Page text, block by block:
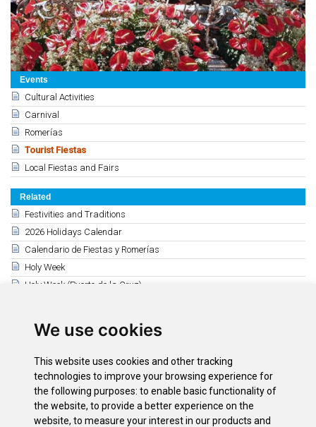
We use cookies
This website uses cookies and other tracking
technologies to improve your browsing experience for
the following purposes: to enable basic functionality of
the website, to provide a better experience on the
website, to measure your interest in our products and
Events
Cultural Activities
Carnival
Romerías
Tourist Fiestas
Local Fiestas and Fairs
Related
Festivities and Traditions
2026 Holidays Calendar
Calendario de Fiestas y Romerías
Holy Week
Holy Week (Puerto de la Cruz)
Fiesta of La Cruz - Los Realejos
Corpus Christi and Romeria of San Isidro Labrador
Puerto de la Cruz
Candelaria
La Laguna - Stmo. Cristo
Tacoronte (Stmo. Cristo de los Dolores)